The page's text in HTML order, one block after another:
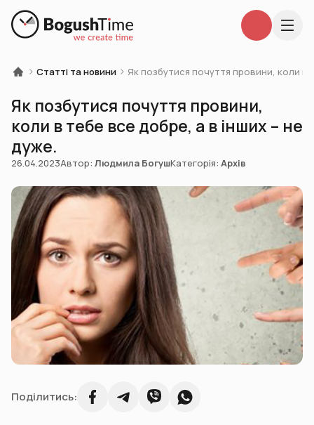
Статті та новини Як позбутися почуття провини, коли в
Як позбутися почуття провини,
коли в тебе все добре, а в інших – не
дуже.
26.04.2023Автор: Людмила БогушКатегорія: Архів
Поділитись: